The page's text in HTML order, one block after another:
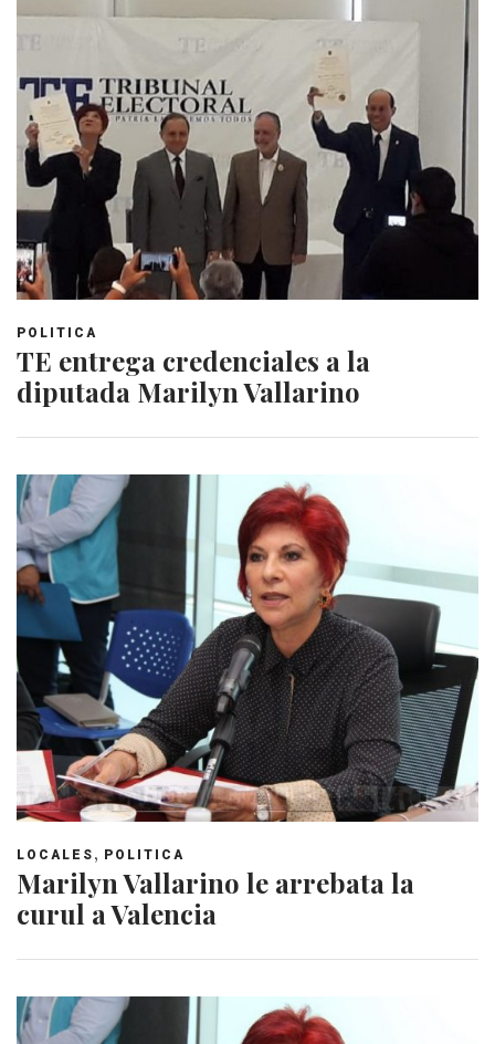
POLITICA
TE entrega credenciales a la
diputada Marilyn Vallarino
LOCALES , POLITICA
Marilyn Vallarino le arrebata la
curul a Valencia